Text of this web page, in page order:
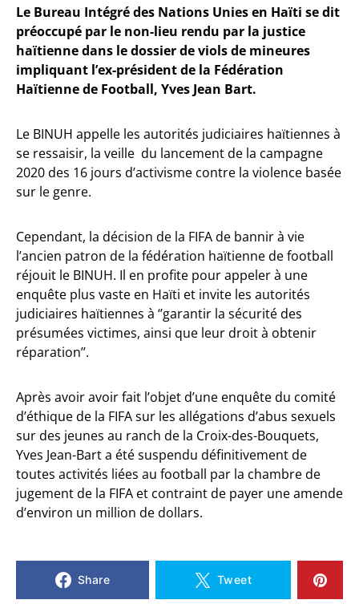
Le Bureau Intégré des Nations Unies en Haïti se dit
préoccupé par le non-lieu rendu par la justice
haïtienne dans le dossier de viols de mineures
impliquant l’ex-président de la Fédération
Haïtienne de Football, Yves Jean Bart.
Le BINUH appelle les autorités judiciaires haïtiennes à
se ressaisir, la veille du lancement de la campagne
2020 des 16 jours d’activisme contre la violence basée
sur le genre.
Cependant, la décision de la FIFA de bannir à vie
l’ancien patron de la fédération haïtienne de football
réjouit le BINUH. Il en profite pour appeler à une
enquête plus vaste en Haïti et invite les autorités
judiciaires haïtiennes à ‘’garantir la sécurité des
présumées victimes, ainsi que leur droit à obtenir
réparation’’.
Après avoir avoir fait l’objet d’une enquête du comité
d’éthique de la FIFA sur les allégations d’abus sexuels
sur des jeunes au ranch de la Croix-des-Bouquets,
Yves Jean-Bart a été suspendu définitivement de
toutes activités liées au football par la chambre de
jugement de la FIFA et contraint de payer une amende
d’environ un million de dollars.
Share Tweet